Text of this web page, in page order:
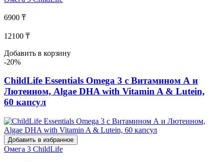
6900 ₸
12100 ₸
Добавить в корзину
-20%
ChildLife Essentials Omega 3 с Витамином А и
Лютеином, Algae DHA with Vitamin A & Lutein,
60 капсул
Добавить в избранное
Омега 3 ChildLife